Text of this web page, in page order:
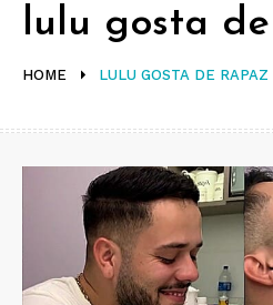
HOME LULU GOSTA DE RAPAZ
lulu gosta